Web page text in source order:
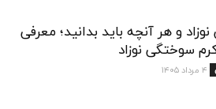
و هر آنچه باید بدانید؛ معرفی
سوختگی نوزاد
۴ مرداد ۱۴۰۵